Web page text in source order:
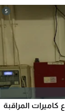
5
المراقبة